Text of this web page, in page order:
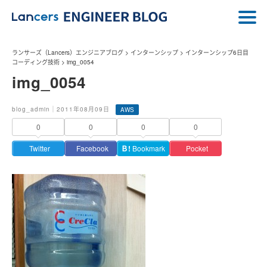
ランサーズ（Lancers）エンジニアブログ > インターンシップ > インターンシップ6日目
コーディング技術 > img_0054
img_0054
blog_admin｜2011年08月09日 AWS
0
Twitter
0
Facebook
0
Ｂ! Bookmark
0
Pocket